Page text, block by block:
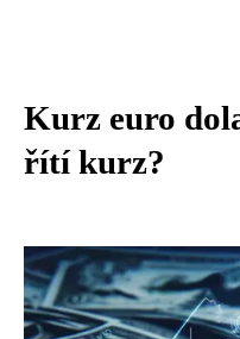
Kurz euro
řítí kurz?